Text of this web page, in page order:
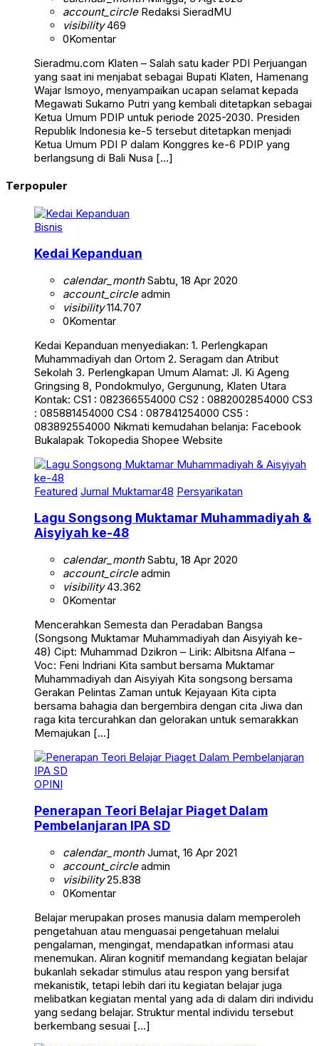
account_circleRedaksi SieradMU
visibility469
0Komentar
Sieradmu.com Klaten – Salah satu kader PDI Perjuangan
yang saat ini menjabat sebagai Bupati Klaten, Hamenang
Wajar Ismoyo, menyampaikan ucapan selamat kepada
Megawati Sukarno Putri yang kembali ditetapkan sebagai
Ketua Umum PDIP untuk periode 2025-2030. Presiden
Republik Indonesia ke-5 tersebut ditetapkan menjadi
Ketua Umum PDI P dalam Konggres ke-6 PDIP yang
berlangsung di Bali Nusa […]
Terpopuler
Bisnis
Kedai Kepanduan
calendar_monthSabtu, 18 Apr 2020
account_circleadmin
visibility114.707
0Komentar
Kedai Kepanduan menyediakan: 1. Perlengkapan
Muhammadiyah dan Ortom 2. Seragam dan Atribut
Sekolah 3. Perlengkapan Umum Alamat: Jl. Ki Ageng
Gringsing 8, Pondokmulyo, Gergunung, Klaten Utara
Kontak: CS1 : 082366554000 CS2 : 0882002854000 CS3
: 085881454000 CS4 : 087841254000 CS5 :
083892554000 Nikmati kemudahan belanja: Facebook
Bukalapak Tokopedia Shopee Website
Featured Jurnal Muktamar48 Persyarikatan
Lagu Songsong Muktamar Muhammadiyah &
Aisyiyah ke-48
calendar_monthSabtu, 18 Apr 2020
account_circleadmin
visibility43.362
0Komentar
Mencerahkan Semesta dan Peradaban Bangsa
(Songsong Muktamar Muhammadiyah dan Aisyiyah ke-
48) Cipt: Muhammad Dzikron – Lirik: Albitsna Alfana –
Voc: Feni Indriani Kita sambut bersama Muktamar
Muhammadiyah dan Aisyiyah Kita songsong bersama
Gerakan Pelintas Zaman untuk Kejayaan Kita cipta
bersama bahagia dan bergembira dengan cita Jiwa dan
raga kita tercurahkan dan gelorakan untuk semarakkan
Memajukan […]
OPINI
Penerapan Teori Belajar Piaget Dalam
Pembelanjaran IPA SD
calendar_monthJumat, 16 Apr 2021
account_circleadmin
visibility25.838
0Komentar
Belajar merupakan proses manusia dalam memperoleh
pengetahuan atau menguasai pengetahuan melalui
pengalaman, mengingat, mendapatkan informasi atau
menemukan. Aliran kognitif memandang kegiatan belajar
bukanlah sekadar stimulus atau respon yang bersifat
mekanistik, tetapi lebih dari itu kegiatan belajar juga
melibatkan kegiatan mental yang ada di dalam diri individu
yang sedang belajar. Struktur mental individu tersebut
berkembang sesuai […]